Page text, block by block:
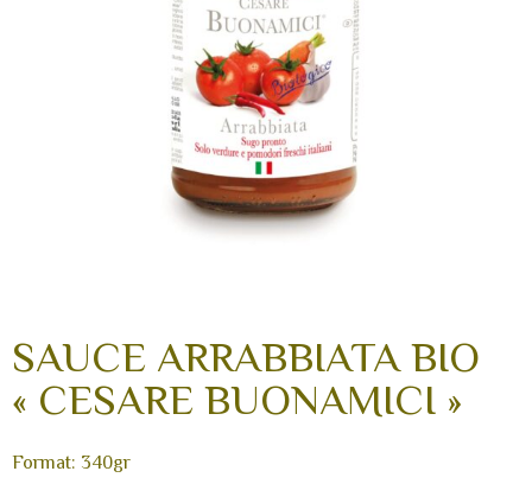
SAUCE ARRABBIATA BIO
« CESARE BUONAMICI »
Format: 340gr